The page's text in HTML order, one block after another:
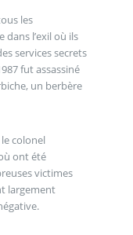
les
l’exil où ils
services secrets
fut assassiné
un berbère
colonel
ont été
victimes
largement